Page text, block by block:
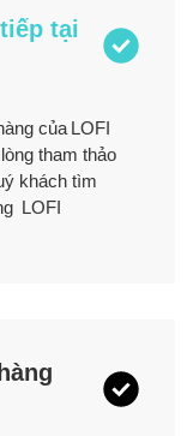
tại
của LOFI
tham thảo
khách tìm
LOFI